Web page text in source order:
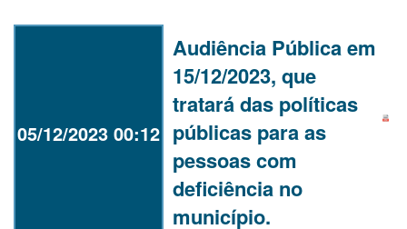
05/12/2023 00:12
Audiência Pública em
15/12/2023, que
tratará das políticas
públicas para as
pessoas com
deficiência no
município.